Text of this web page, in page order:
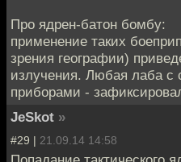
Про ядрен-батон бомбу:
применение таких
зрения географии)
излучения. Любая лаба с
приборами -
JeSkot »
#29 | 21.09.14 14:58